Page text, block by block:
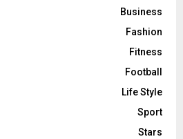
Business
Fashion
Fitness
Football
Life Style
Sport
Stars